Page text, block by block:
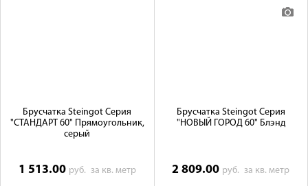
Брусчатка Steingot Серия
"СТАНДАРТ 60" Прямоугольник,
серый
1 513.00 руб. за кв. метр
Брусчатка Steingot Серия
"НОВЫЙ ГОРОД 60" Блэнд
2 809.00 руб.за кв. метр